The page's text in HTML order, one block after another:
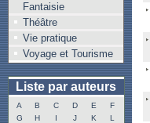
Fantaisie
Théâtre
Vie pratique
Voyage et Tourisme
Liste par auteurs
A B C D E
F
G
H I J K
L